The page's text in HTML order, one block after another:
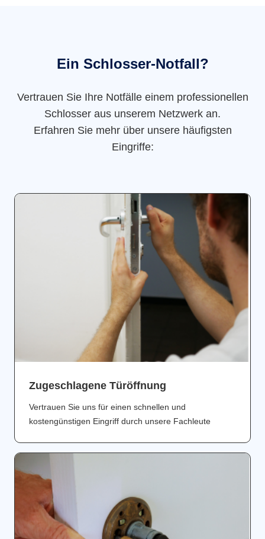
Ein Schlosser-Notfall?
Vertrauen Sie Ihre Notfälle einem professionellen
Schlosser aus unserem Netzwerk an.
Erfahren Sie mehr über unsere häufigsten
Eingriffe:
Zugeschlagene Türöffnung
Vertrauen Sie uns für einen schnellen und
kostengünstigen Eingriff durch unsere Fachleute